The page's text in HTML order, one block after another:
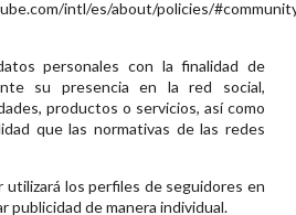
intl/es/about/policies/
personales con la finalidad de
su presencia en la red social,
productos o servicios, así como
que las normativas de las redes
utilizará los perfiles de seguidores en
publicidad de manera individual.